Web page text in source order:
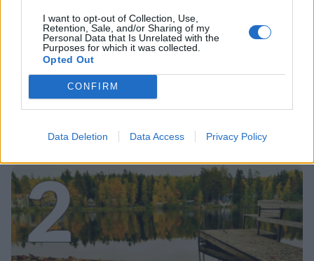
I want to opt-out of Collection, Use,
Retention, Sale, and/or Sharing of my
Personal Data that Is Unrelated with the
Purposes for which it was collected.
Opted Out
CONFIRM
Data Deletion Data Access Privacy Policy
UUTISET
Leskeneläke ei kuulu kaikille –
Kela muistuttaa tärkeästä
ikärajasta
2